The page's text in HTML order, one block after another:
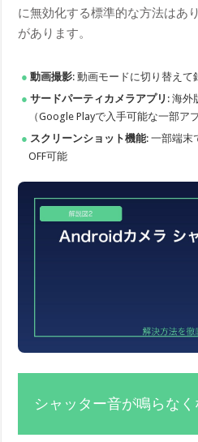
に無効化する標準的な方法はあ
があります。
動画撮影: 動画モードに切り替えて
サードパーティカメラアプリ : 海外
（Google Playで入手可能な一部ア
スクリーンショット機能: 一部端末
OFF可能
シャッター音が鳴らな